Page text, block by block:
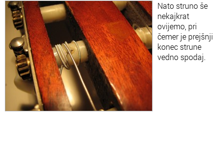
Nato struno še
nekajkrat
ovijemo, pri
čemer je prejšnji
konec strune
vedno spodaj.